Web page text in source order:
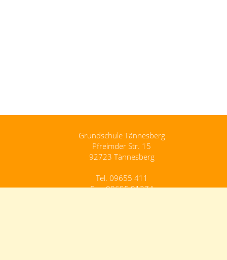
Grundschule Tännesberg
Pfreimder Str. 15
92723 Tännesberg
Tel. 09655 411
Fax. 09655 91274